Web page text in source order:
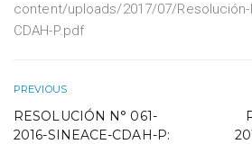
content/uploads/2017/07/Resolución-
CDAH-P.pdf
PREVIOUS
RESOLUCIÓN N° 061-
2016-SINEACE-CDAH-P: